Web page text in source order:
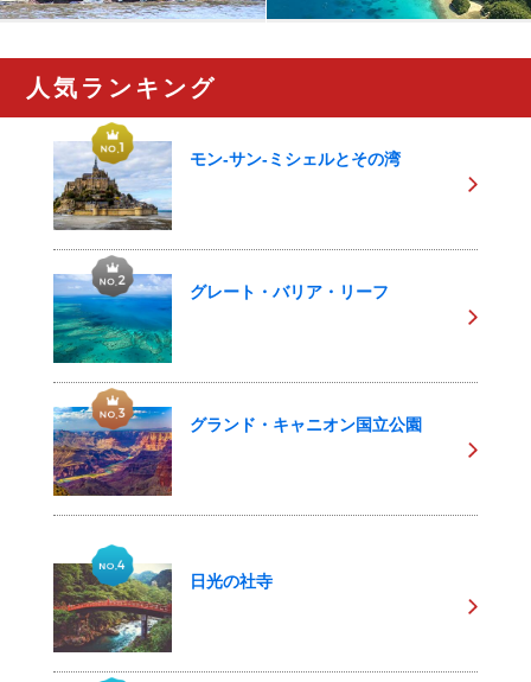
人気ランキング
モン-サン-ミシェルとその湾
グレート・バリア・リーフ
グランド・キャニオン国立公園
日光の社寺